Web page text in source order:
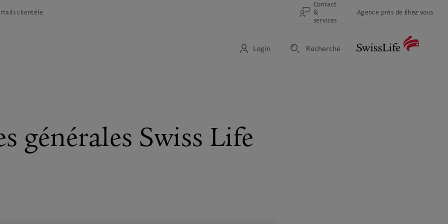
Sélection
pages
clientèle
Contact
&
services
Sélection
Agence près de chez vous
Changer
langue
fr
Login Recherche
générales Swiss Life